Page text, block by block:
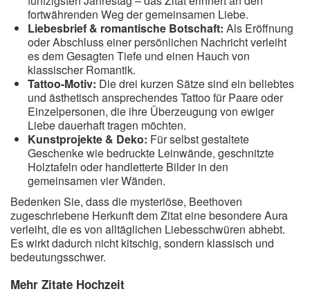
fortwährenden Weg der gemeinsamen Liebe.
Liebesbrief & romantische Botschaft: Als Eröffnung
oder Abschluss einer persönlichen Nachricht verleiht
es dem Gesagten Tiefe und einen Hauch von
klassischer Romantik.
Tattoo-Motiv: Die drei kurzen Sätze sind ein beliebtes
und ästhetisch ansprechendes Tattoo für Paare oder
Einzelpersonen, die ihre Überzeugung von ewiger
Liebe dauerhaft tragen möchten.
Kunstprojekte & Deko: Für selbst gestaltete
Geschenke wie bedruckte Leinwände, geschnitzte
Holztafeln oder handletterte Bilder in den
gemeinsamen vier Wänden.
Bedenken Sie, dass die mysteriöse, Beethoven
zugeschriebene Herkunft dem Zitat eine besondere Aura
verleiht, die es von alltäglichen Liebesschwüren abhebt.
Es wirkt dadurch nicht kitschig, sondern klassisch und
bedeutungsschwer.
Mehr Zitate Hochzeit